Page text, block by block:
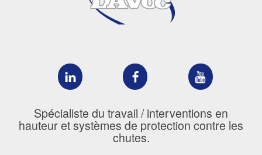
DAVOC
DAVOC
DAVOC
Spécialiste du travail / interventions en
hauteur et systèmes de protection contre les
chutes.